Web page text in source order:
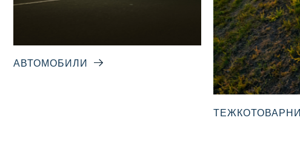
АВТОМОБИЛИ
ТЕЖКОТОВАРНИ